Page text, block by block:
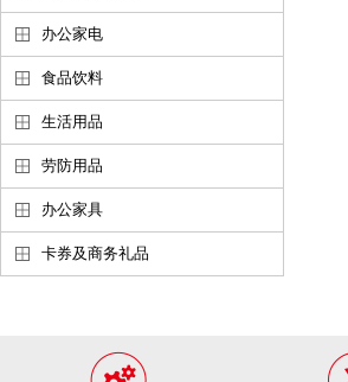
办公家电
食品饮料
生活用品
劳防用品
办公家具
卡券及商务礼品